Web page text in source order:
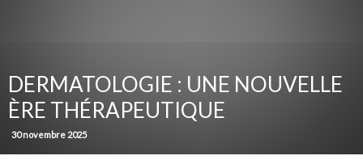
DERMATOLOGIE : UNE NOUVELLE
ÈRE THÉRAPEUTIQUE
30 novembre 2025